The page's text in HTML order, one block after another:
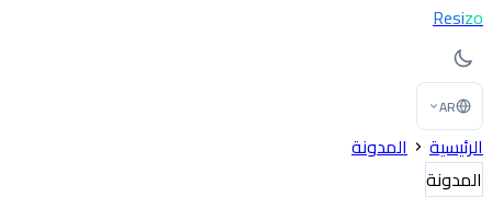
Resizo
AR
الرئيسية
المدونة
المدونة